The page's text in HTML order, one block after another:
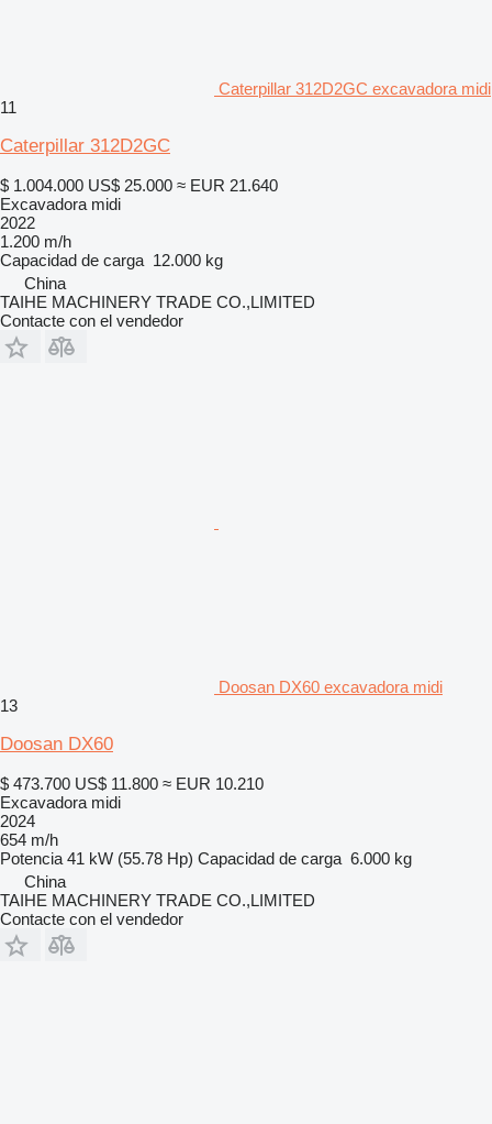
Caterpillar 312D2GC excavadora midi
11
Caterpillar 312D2GC
$ 1.004.000 US$ 25.000 ≈ EUR 21.640
Excavadora midi
2022
1.200 m/h
Capacidad de carga 12.000 kg
China
TAIHE MACHINERY TRADE CO.,LIMITED
Contacte con el vendedor
Doosan DX60 excavadora midi
13
Doosan DX60
$ 473.700 US$ 11.800 ≈ EUR 10.210
Excavadora midi
2024
654 m/h
Potencia 41 kW (55.78 Hp) Capacidad de carga 6.000 kg
China
TAIHE MACHINERY TRADE CO.,LIMITED
Contacte con el vendedor